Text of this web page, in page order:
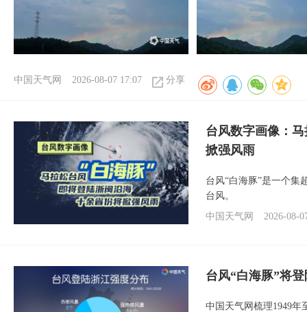
中国天气网 2026-08-07 17:07 分享
台风数字画像：
掀强风雨
台风“白海豚”是一个集
台风。
中国天气网
2026-08-
台风“白海豚”将
中国天气网梳理1949年